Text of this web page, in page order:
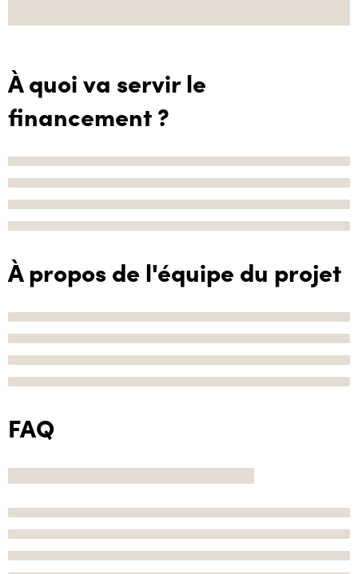
À quoi va servir le
financement ?
À propos de l'équipe du projet
FAQ